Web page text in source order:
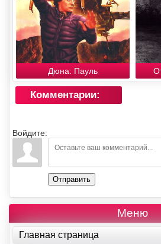
Дюна: Пауль
Комментарии:
Войдите:
Отправить
Меню
Главная страница